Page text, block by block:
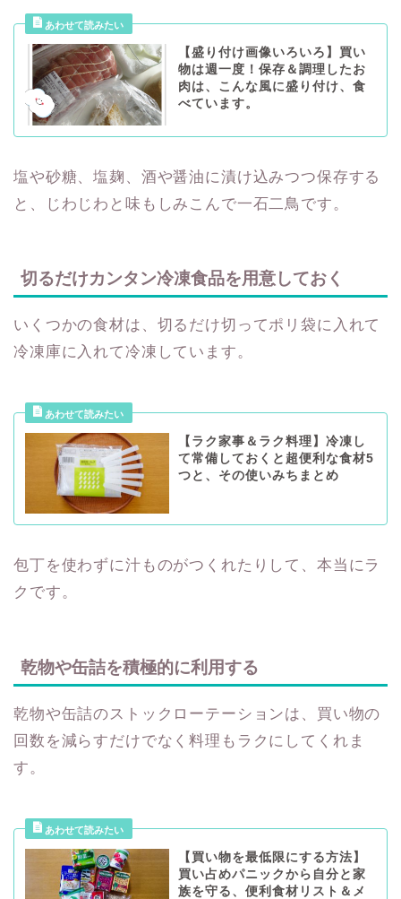
【盛り付け画像いろいろ】買い
物は週一度！保存＆調理したお
肉は、こんな風に盛り付け、食
べています。
塩や砂糖、塩麹、酒や醤油に漬け込みつつ保存する
と、じわじわと味もしみこんで一石二鳥です。
切るだけカンタン冷凍食品を用意しておく
いくつかの食材は、切るだけ切ってポリ袋に入れて
冷凍庫に入れて冷凍しています。
【ラク家事＆ラク料理】冷凍し
て常備しておくと超便利な食材5
つと、その使いみちまとめ
包丁を使わずに汁ものがつくれたりして、本当にラ
クです。
乾物や缶詰を積極的に利用する
乾物や缶詰のストックローテーションは、買い物の
回数を減らすだけでなく料理もラクにしてくれま
す。
【買い物を最低限にする方法】
買い占めパニックから自分と家
族を守る、便利食材リスト＆メ